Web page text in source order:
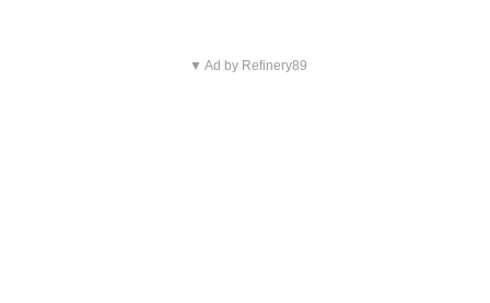
▼ Ad by Refinery89